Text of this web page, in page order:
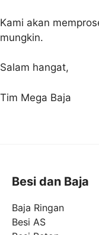
Kami akan
mungkin.
Salam hangat,
Tim Mega Baja
Besi dan Baja
Baja Ringan
Besi AS